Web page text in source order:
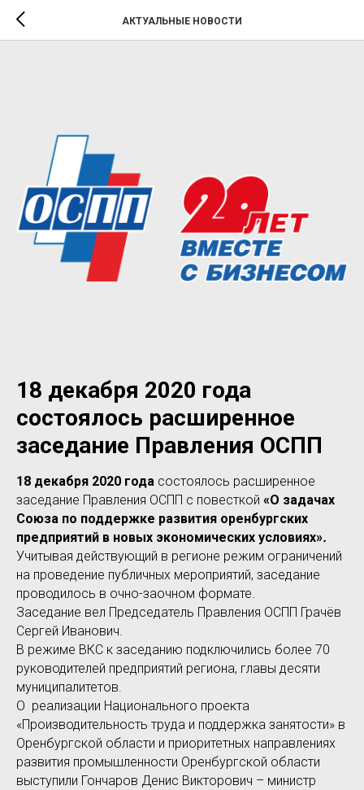
АКТУАЛЬНЫЕ НОВОСТИ
18 декабря 2020 года
состоялось расширенное
заседание Правления ОСПП
18 декабря 2020 года состоялось расширенное
заседание Правления ОСПП с повесткой «О задачах
Союза по поддержке развития оренбургских
предприятий в новых экономических условиях».
Учитывая действующий в регионе режим ограничений
на проведение публичных мероприятий, заседание
проводилось в очно-заочном формате.
Заседание вел Председатель Правления ОСПП Грачёв
Сергей Иванович.
В режиме ВКС к заседанию подключились более 70
руководителей предприятий региона, главы десяти
муниципалитетов.
О реализации Национального проекта
«Производительность труда и поддержка занятости» в
Оренбургской области и приоритетных направлениях
развития промышленности Оренбургской области
выступили Гончаров Денис Викторович – министр